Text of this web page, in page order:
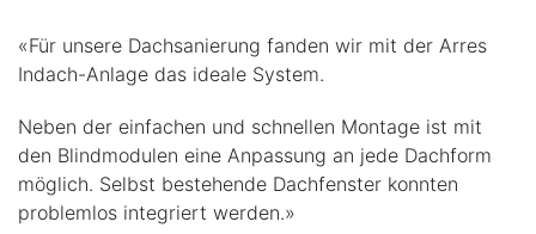
«Für unsere Dachsanierung fanden wir mit der Arres
Indach-Anlage das ideale System.
Neben der einfachen und schnellen Montage ist mit
den Blindmodulen eine Anpassung an jede Dachform
möglich. Selbst bestehende Dachfenster konnten
problemlos integriert werden.»